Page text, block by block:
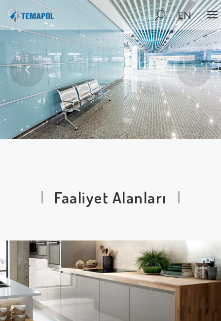
EN
Faaliyet Alanları